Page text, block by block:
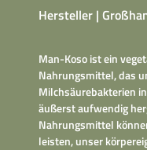
Hersteller |
Man-Koso ist ein
Nahrungsmittel, das
Milchsäurebakterien
äußerst aufwendig
Nahrungsmittel
leisten, unser